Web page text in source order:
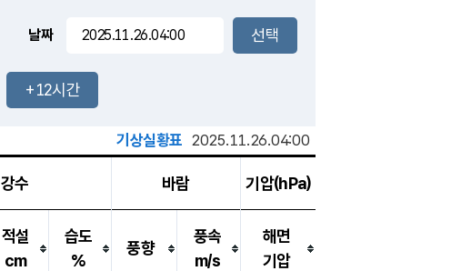
9.0mm
장호원
날짜
+12시간
기상실황표 2025.11.26.04:00
강수 바람 기압(hPa)
적설
cm
습도
%
풍향
풍속
m/s
해면
기압